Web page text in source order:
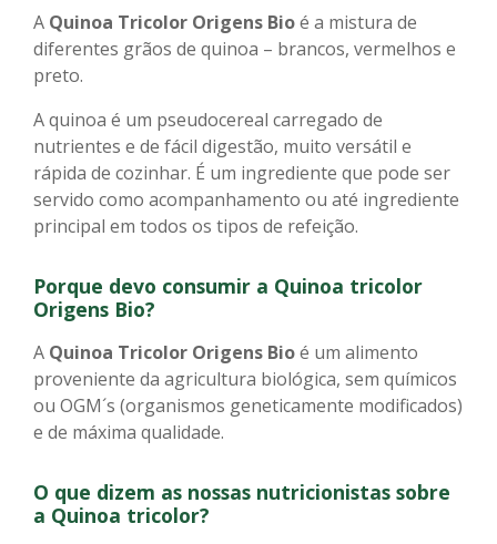
A Quinoa Tricolor Origens Bioé a mistura de
diferentes grãos de quinoa – brancos, vermelhos e
preto.
A quinoa é um pseudocereal carregado de
nutrientes e de fácil digestão, muito versátil e
rápida de cozinhar. É um ingrediente que pode ser
servido como acompanhamento ou até ingrediente
principal em todos os tipos de refeição.
Porque devo consumir a Quinoa tricolor
Origens Bio?
A Quinoa Tricolor Origens Bioé um alimento
proveniente da agricultura biológica, sem químicos
ou OGM´s (organismos geneticamente modificados)
e de máxima qualidade.
O que dizem as nossas nutricionistas sobre
a Quinoa tricolor?